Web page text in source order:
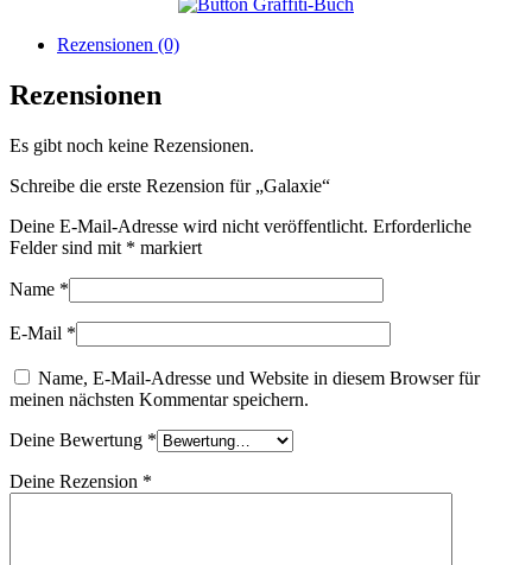
Rezensionen (0)
Rezensionen
Es gibt noch keine Rezensionen.
Schreibe die erste Rezension für „Galaxie“
Deine E-Mail-Adresse wird nicht veröffentlicht. Erforderliche
Felder sind mit * markiert
Name *
E-Mail *
Name, E-Mail-Adresse und Website in diesem Browser für
meinen nächsten Kommentar speichern.
Deine Bewertung *
Deine Rezension *